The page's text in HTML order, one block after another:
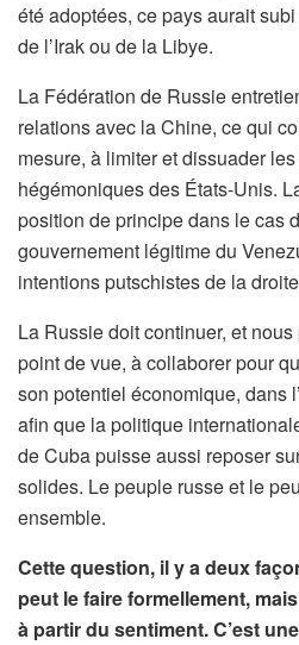
été adoptées, ce pays aurait
de l’Irak ou de la Libye.
La Fédération de Russie
relations avec la Chine, ce qui
mesure, à limiter et dissuader
hégémoniques des États-Unis.
position de principe dans le cas
gouvernement légitime du
intentions putschistes de la
La Russie doit continuer, et
point de vue, à collaborer pour
son potentiel économique, dans
afin que la politique
de Cuba puisse aussi reposer
solides. Le peuple russe et le
ensemble.
Cette question, il y a deux
peut le faire formellement,
à partir du sentiment. C’est